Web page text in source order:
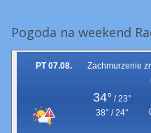
Pogoda na weekend
PT 07.08.
Zachmurzenie
34° / 23°
38° / 24°